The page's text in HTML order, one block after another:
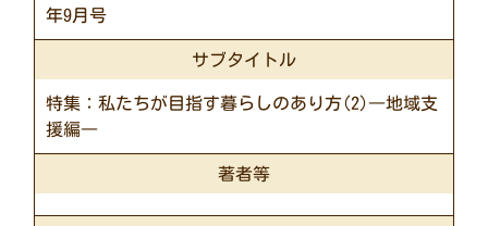
年9月号
サブタイトル
特集：私たちが目指す暮らしのあり方(2)―地域支
援編―
著者等